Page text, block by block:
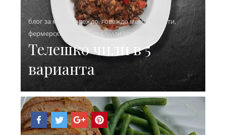
блог за месо Говеждо,говеждо месо, Рецепти,
фермерско свежо
чили,чили кон карне
Телешко чили в 5
варианта